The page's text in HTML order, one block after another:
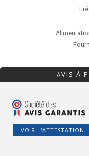
AVIS À
VOIR L'ATTESTATION